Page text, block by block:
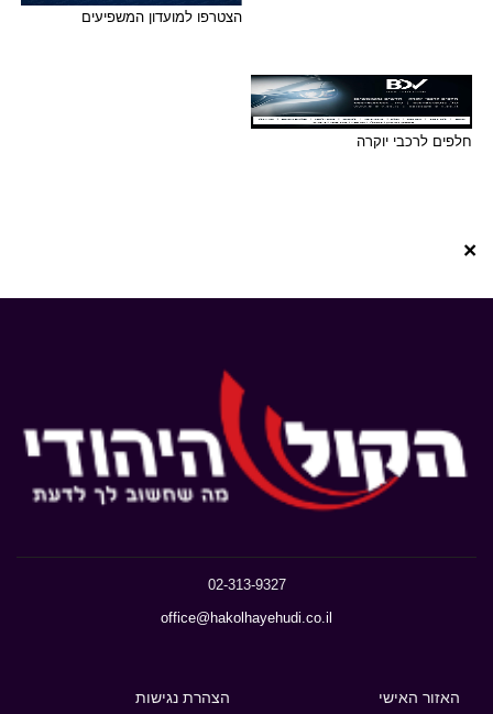
הצטרפו למועדון המשפיעים
חלפים לרכבי יוקרה
×
02-313-9327
office@hakolhayehudi.co.il
האזור האישי הצהרת נגישות